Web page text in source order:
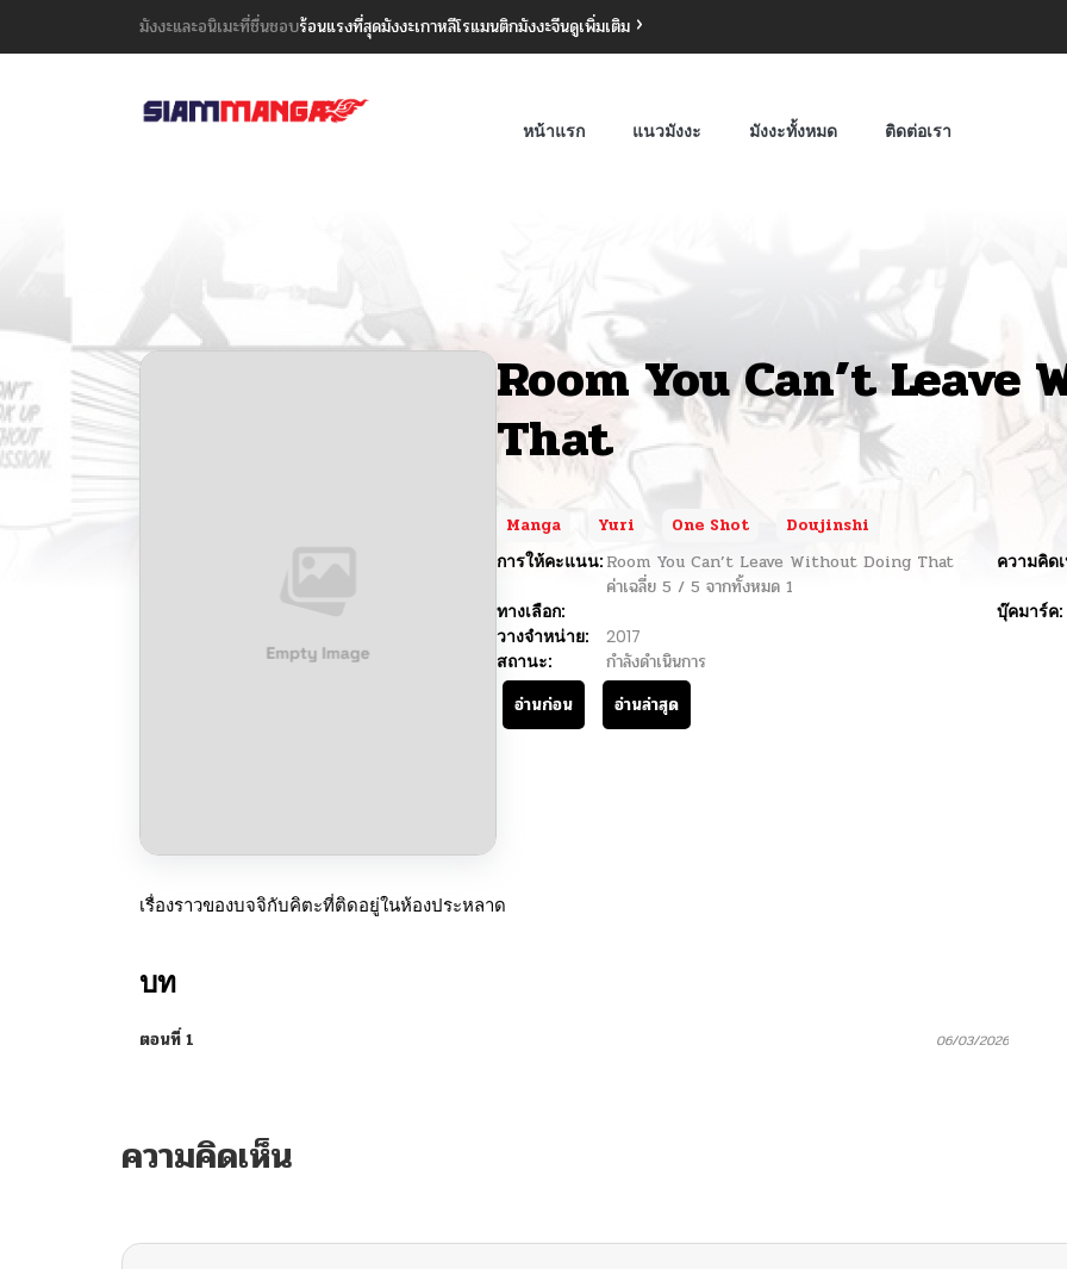
มังงะและอนิเมะที่ชื่นชอบร้อนแรงที่สุดมังงะเกาหลีโรแมนติกมังงะจีนดูเพิ่มเติม
หน้าแรก แนวมังงะ มังงะทั้งหมด ติดต่อเรา
Room You Can’t
That
Manga Yuri One Shot
Doujinshi
การให้คะแนน: Room You Can’t Leave Without Doing That
ค่าเฉลี่ย 5 / 5 จากทั้งหมด 1
ความคิด
ทางเลือก:
บุ๊คมาร์ค:
วางจำหน่าย:
2017
สถานะ:
กำลังดำเนินการ
อ่านก่อน
อ่านล่าสุด
เรื่องราวของบจจิกับคิตะที่ติดอยู่ในห้องประหลาด
บท
ตอนที่ 1 06/03/2026
ความคิดเห็น